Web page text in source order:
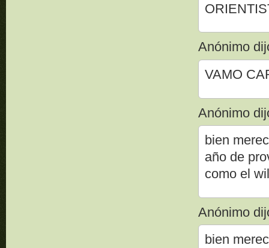
Anónimo
VAMO
Anónimo
bien
año de
como el
Anónimo
bien